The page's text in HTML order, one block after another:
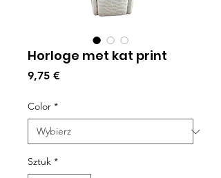
Horloge met kat print
9,75 €Cena
Color *
Sztuk *